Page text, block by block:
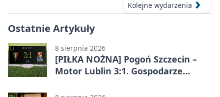
Kolejne wydarzenia
Ostatnie Artykuły
8 sierpnia 2026
[PIŁKA NOŻNA] Pogoń Szczecin –
Motor Lublin 3:1. Gospodarze